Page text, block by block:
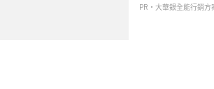
PR・大華銀全能行銷方